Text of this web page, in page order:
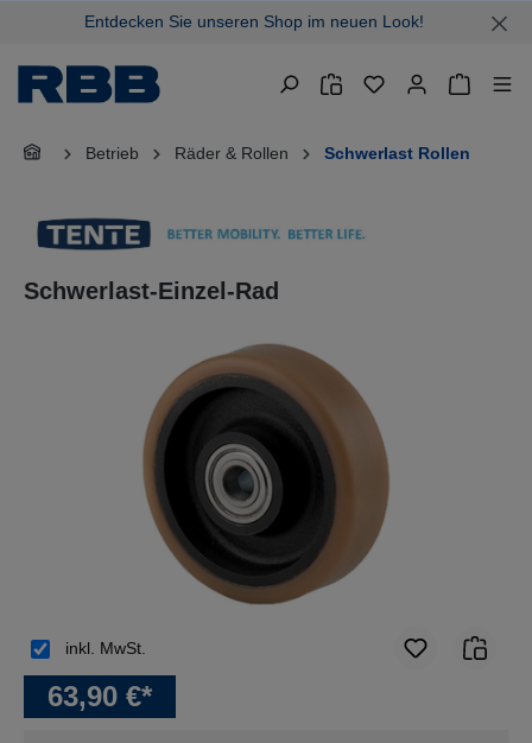
springenEntdecken Sie unseren Shop im neuen Look!
Betrieb Räder & Rollen Schwerlast Rollen
Schwerlast-Einzel-Rad
Bildergalerie überspringen
63,90 €*
inkl. MwSt.